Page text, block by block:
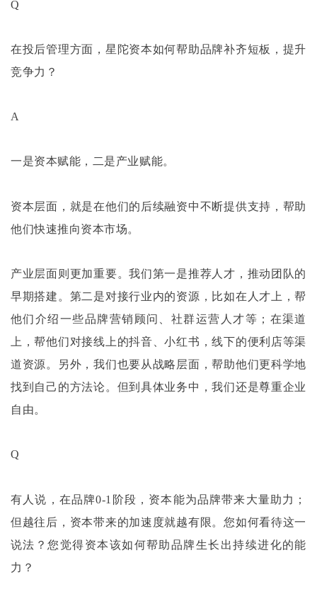
Q
在投后管理方面，星陀资本如何帮助品牌补齐短板，提升
竞争力？
A
一是资本赋能，二是产业赋能。
资本层面，就是在他们的后续融资中不断提供支持，帮助
他们快速推向资本市场。
产业层面则更加重要。我们第一是推荐人才，推动团队的
早期搭建。第二是对接行业内的资源，比如在人才上，帮
他们介绍一些品牌营销顾问、社群运营人才等；在渠道
上，帮他们对接线上的抖音、小红书，线下的便利店等渠
道资源。另外，我们也要从战略层面，帮助他们更科学地
找到自己的方法论。但到具体业务中，我们还是尊重企业
自由。
Q
有人说，在品牌0-1阶段，资本能为品牌带来大量助力；
但越往后，资本带来的加速度就越有限。您如何看待这一
说法？您觉得资本该如何帮助品牌生长出持续进化的能
力？